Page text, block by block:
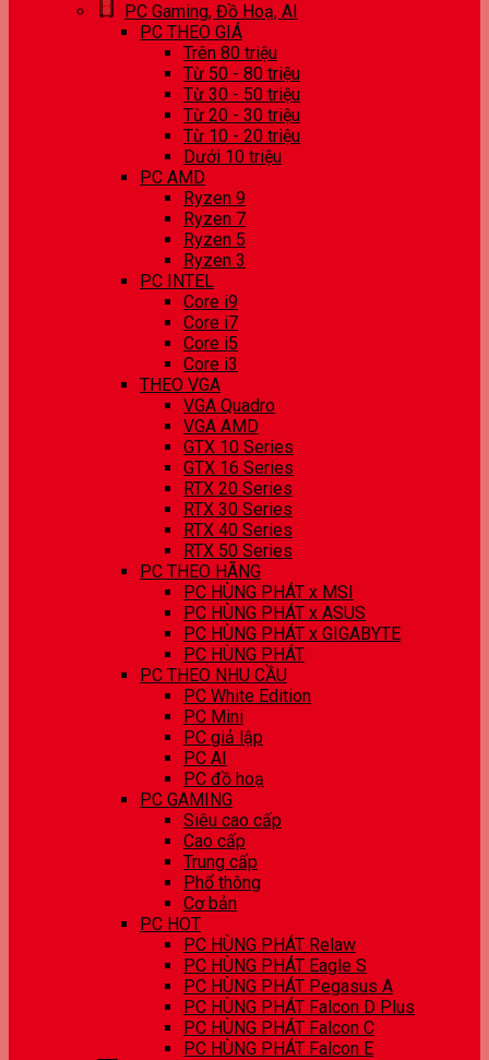
PC Gaming, Đồ Hoạ, AI
PC THEO GIÁ
Trên 80 triệu
Từ 50 - 80 triệu
Từ 30 - 50 triệu
Từ 20 - 30 triệu
Từ 10 - 20 triệu
Dưới 10 triệu
PC AMD
Ryzen 9
Ryzen 7
Ryzen 5
Ryzen 3
PC INTEL
Core i9
Core i7
Core i5
Core i3
THEO VGA
VGA Quadro
VGA AMD
GTX 10 Series
GTX 16 Series
RTX 20 Series
RTX 30 Series
RTX 40 Series
RTX 50 Series
PC THEO HÃNG
PC HÙNG PHÁT x MSI
PC HÙNG PHÁT x ASUS
PC HÙNG PHÁT x GIGABYTE
PC HÙNG PHÁT
PC THEO NHU CẦU
PC White Edition
PC Mini
PC giả lập
PC AI
PC đồ hoạ
PC GAMING
Siêu cao cấp
Cao cấp
Trung cấp
Phổ thông
Cơ bản
PC HOT
PC HÙNG PHÁT Relaw
PC HÙNG PHÁT Eagle S
PC HÙNG PHÁT Pegasus A
PC HÙNG PHÁT Falcon D Plus
PC HÙNG PHÁT Falcon C
PC HÙNG PHÁT Falcon E